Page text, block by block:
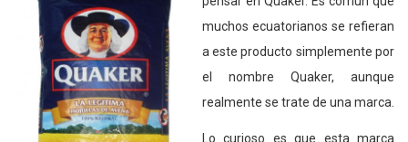
muchos ecuatorianos se refieran
a este producto simplemente por
el nombre Quaker, aunque
realmente se trate de una marca.
Lo curioso es que esta marca